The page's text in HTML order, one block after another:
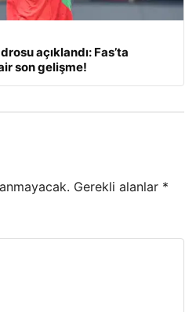
açıklandı: Fas’ta
son gelişme!
Gerekli alanlar *